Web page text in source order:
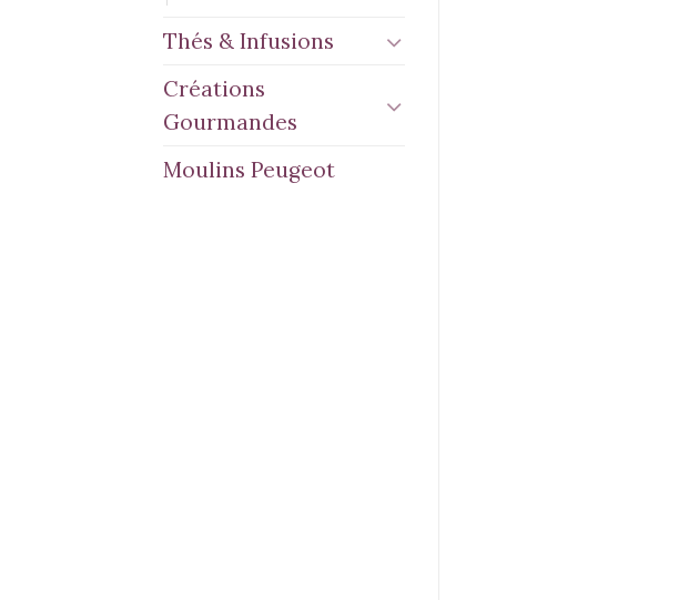
Thés & Infusions
Créations
Gourmandes
Moulins Peugeot